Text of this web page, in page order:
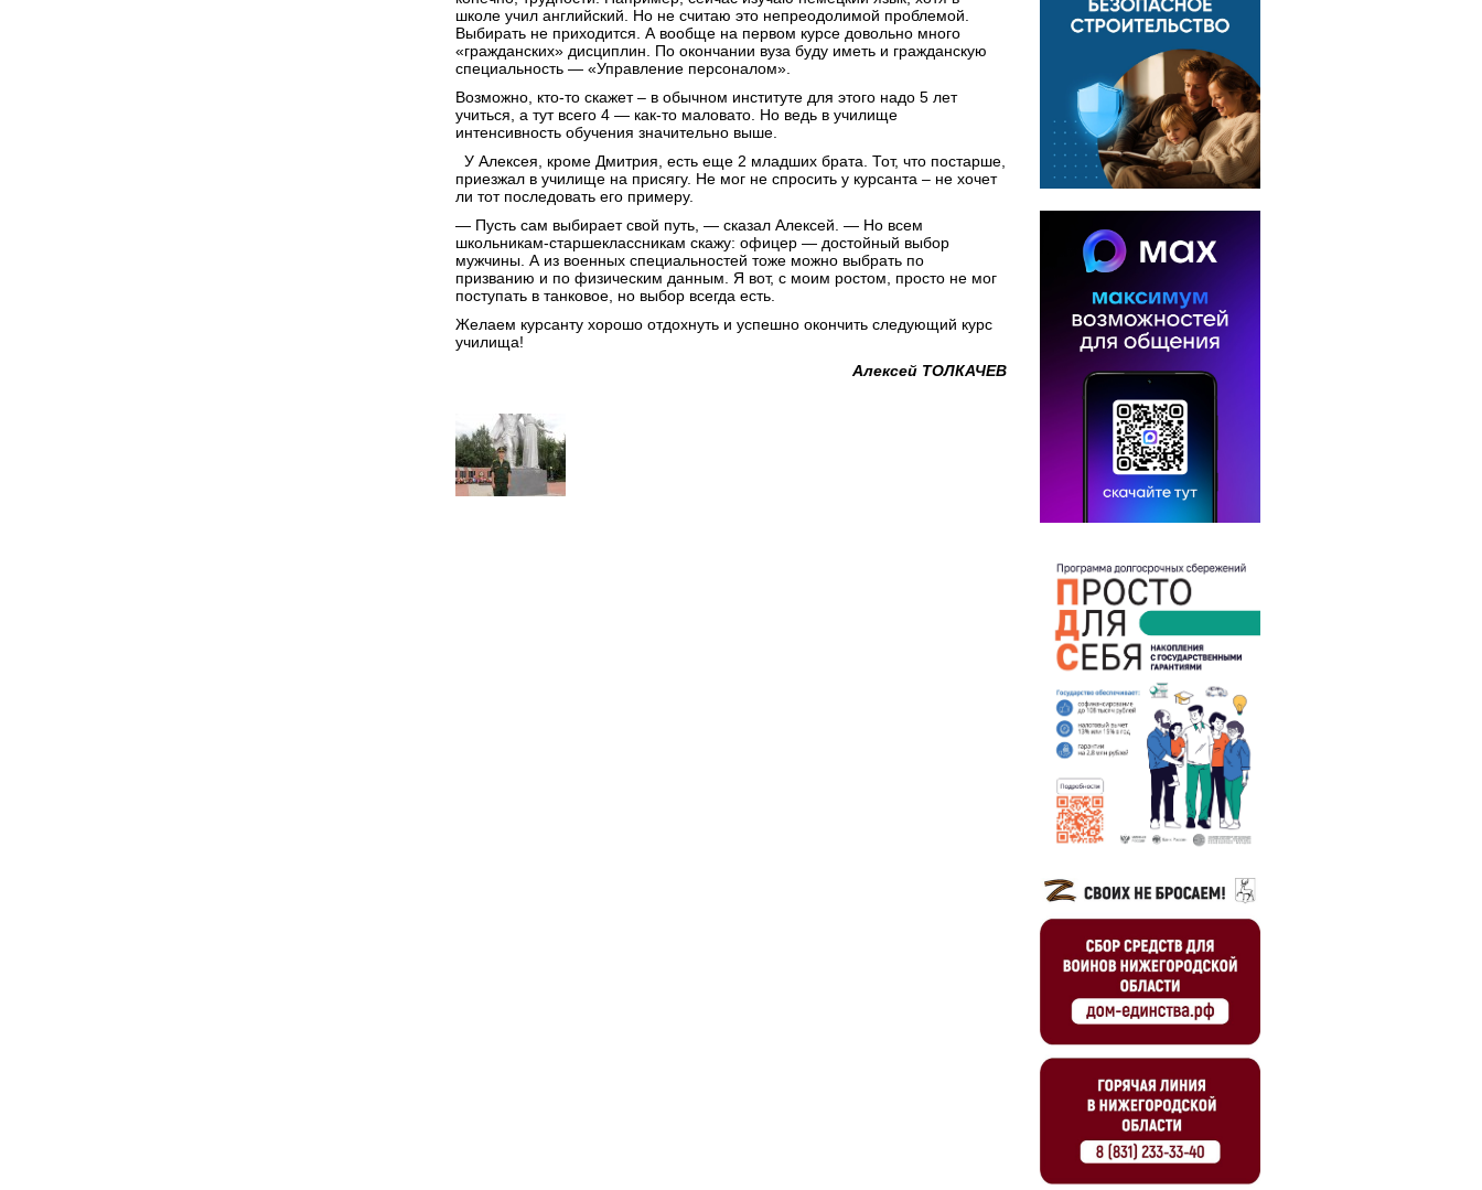
школе учил английский. Но не считаю это непреодолимой проблемой.
Выбирать не приходится. А вообще на первом курсе довольно много
«гражданских» дисциплин. По окончании вуза буду иметь и гражданскую
специальность — «Управление персоналом».
Возможно, кто-то скажет – в обычном институте для этого надо 5 лет
учиться, а тут всего 4 — как-то маловато. Но ведь в училище
интенсивность обучения значительно выше.
У Алексея, кроме Дмитрия, есть еще 2 младших брата. Тот, что постарше,
приезжал в училище на присягу. Не мог не спросить у курсанта – не хочет
ли тот последовать его примеру.
— Пусть сам выбирает свой путь, — сказал Алексей. — Но всем
школьникам-старшеклассникам скажу: офицер — достойный выбор
мужчины. А из военных специальностей тоже можно выбрать по
призванию и по физическим данным. Я вот, с моим ростом, просто не мог
поступать в танковое, но выбор всегда есть.
Желаем курсанту хорошо отдохнуть и успешно окончить следующий курс
училища!
Алексей ТОЛКАЧЕВ